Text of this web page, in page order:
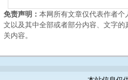
免责声明： 本网所有文章仅代表作者个
文以及其中全部或者部分内容、文字
关内容。